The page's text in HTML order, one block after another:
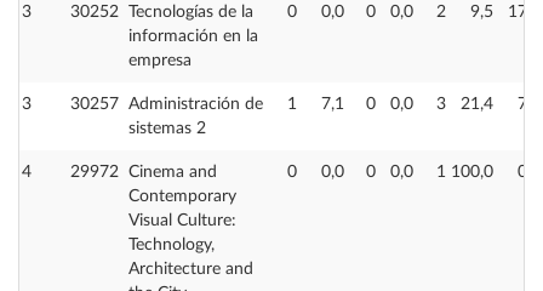
3 30252
Tecnologías de la
información en la
empresa
0 0,0 0 0,0 2 9,5 17
3 30257 Administración de
sistemas 2
1 7,1 0 0,0 3 21,4 7
4 29972 Cinema and
Contemporary
Visual Culture:
Technology,
Architecture and
0 0,0 0 0,0 1 100,0 0